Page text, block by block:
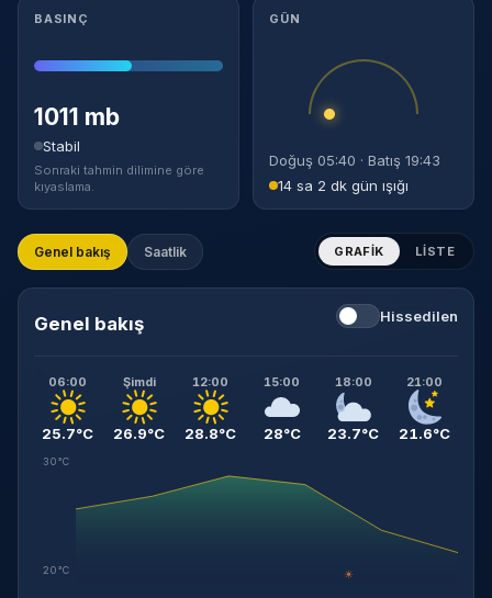
BASINÇ
1011 mb
Stabil
Sonraki tahmin dilimine göre
kıyaslama.
GÜN
Doğuş 05:40 · Batış 19:43
14 sa 2 dk gün ışığı
Genel bakış Saatlik GRAFIK LISTE
Genel bakış Hissedilen
06:00
25.7°C
Şimdi
26.9°C
12:00
28.8°C
15:00
28°C
18:00
23.7°C
21:00
21.6°C
30°C
20°C ☀